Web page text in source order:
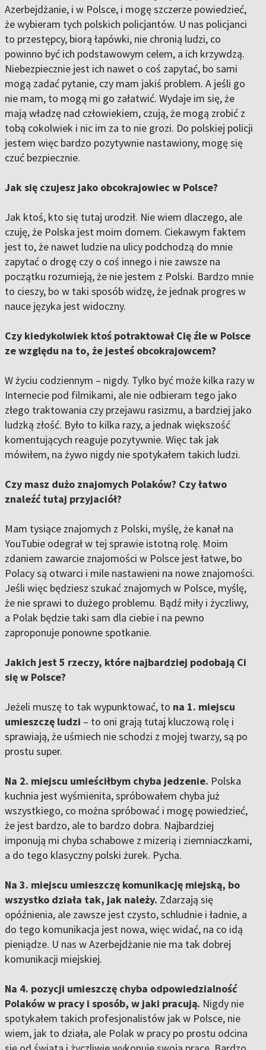
Azerbejdżanie, i w Polsce, i mogę szczerze powiedzieć,
że wybieram tych polskich policjantów. U nas policjanci
to przestępcy, biorą łapówki, nie chronią ludzi, co
powinno być ich podstawowym celem, a ich krzywdzą.
Niebezpiecznie jest ich nawet o coś zapytać, bo sami
mogą zadać pytanie, czy mam jakiś problem. A jeśli go
nie mam, to mogą mi go załatwić. Wydaje im się, że
mają władzę nad człowiekiem, czują, że mogą zrobić z
tobą cokolwiek i nic im za to nie grozi. Do polskiej policji
jestem więc bardzo pozytywnie nastawiony, mogę się
czuć bezpiecznie.
Jak się czujesz jako obcokrajowiec w Polsce?
Jak ktoś, kto się tutaj urodził. Nie wiem dlaczego, ale
czuję, że Polska jest moim domem. Ciekawym faktem
jest to, że nawet ludzie na ulicy podchodzą do mnie
zapytać o drogę czy o coś innego i nie zawsze na
początku rozumieją, że nie jestem z Polski. Bardzo mnie
to cieszy, bo w taki sposób widzę, że jednak progres w
nauce języka jest widoczny.
Czy kiedykolwiek ktoś potraktował Cię źle w Polsce
ze względu na to, że jesteś obcokrajowcem?
W życiu codziennym – nigdy. Tylko być może kilka razy w
Internecie pod filmikami, ale nie odbieram tego jako
złego traktowania czy przejawu rasizmu, a bardziej jako
ludzką złość. Było to kilka razy, a jednak większość
komentujących reaguje pozytywnie. Więc tak jak
mówiłem, na żywo nigdy nie spotykałem takich ludzi.
Czy masz dużo znajomych Polaków? Czy łatwo
znaleźć tutaj przyjaciół?
Mam tysiące znajomych z Polski, myślę, że kanał na
YouTubie odegrał w tej sprawie istotną rolę. Moim
zdaniem zawarcie znajomości w Polsce jest łatwe, bo
Polacy są otwarci i mile nastawieni na nowe znajomości.
Jeśli więc będziesz szukać znajomych w Polsce, myślę,
że nie sprawi to dużego problemu. Bądź miły i życzliwy,
a Polak będzie taki sam dla ciebie i na pewno
zaproponuje ponowne spotkanie.
Jakich jest 5 rzeczy, które najbardziej podobają Ci
się w Polsce?
Jeżeli muszę to tak wypunktować, to na 1. miejscu
umieszczę ludzi – to oni grają tutaj kluczową rolę i
sprawiają, że uśmiech nie schodzi z mojej twarzy, są po
prostu super.
Na 2. miejscu umieściłbym chyba jedzenie. Polska
kuchnia jest wyśmienita, spróbowałem chyba już
wszystkiego, co można spróbować i mogę powiedzieć,
że jest bardzo, ale to bardzo dobra. Najbardziej
imponują mi chyba schabowe z mizerią i ziemniaczkami,
a do tego klasyczny polski żurek. Pycha.
Na 3. miejscu umieszczę komunikację miejską, bo
wszystko działa tak, jak należy. Zdarzają się
opóźnienia, ale zawsze jest czysto, schludnie i ładnie, a
do tego komunikacja jest nowa, więc widać, na co idą
pieniądze. U nas w Azerbejdżanie nie ma tak dobrej
komunikacji miejskiej.
Na 4. pozycji umieszczę chyba odpowiedzialność
Polaków w pracy i sposób, w jaki pracują. Nigdy nie
spotykałem takich profesjonalistów jak w Polsce, nie
wiem, jak to działa, ale Polak w pracy po prostu odcina